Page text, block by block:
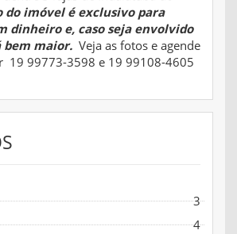
do imóvel é exclusivo para
dinheiro e, caso seja envolvido
bem maior. Veja as fotos e agende
19 99773-3598 e 19 99108-4605
3
4